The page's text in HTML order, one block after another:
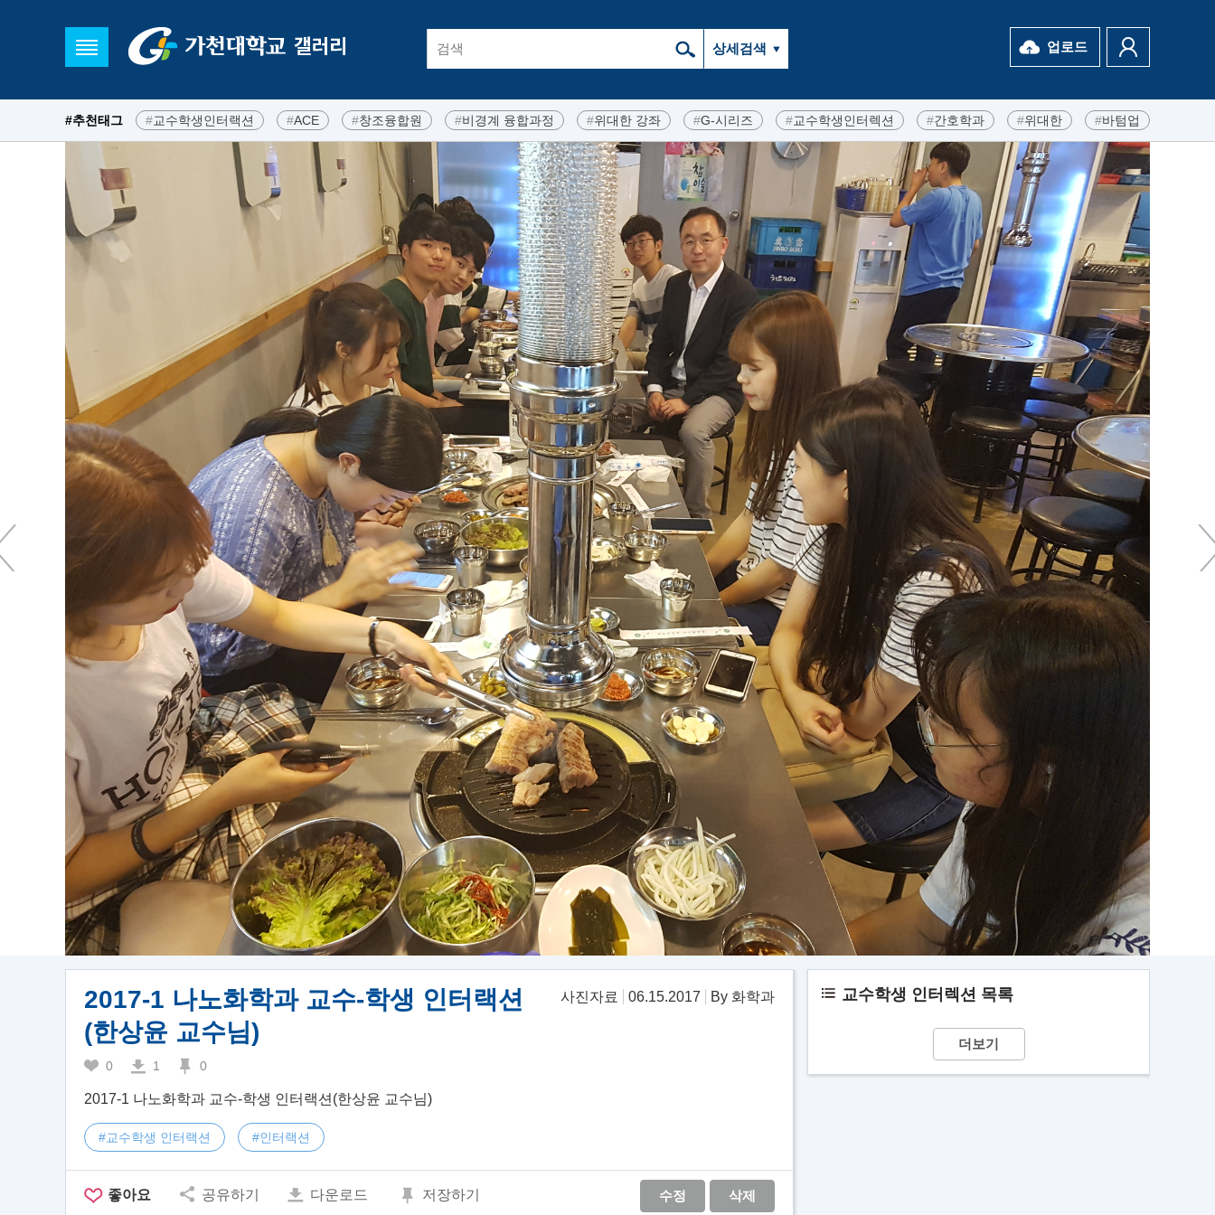
업로드
#추천태그 #교수학생인터랙션 #ACE #창조융합원 #비경계 융합과정 #위대한 강좌 #G-시리즈 #교수학생인터렉션 #간호학과 #위대한 #바텀업
사진자료 06.15.2017 By 화학과
2017-1 나노화학과 교수-학생 인터랙션
(한상윤 교수님)
0 1 0
2017-1 나노화학과 교수-학생 인터랙션(한상윤 교수님)
#교수학생 인터랙션 #인터랙션
좋아요 공유하기 다운로드 저장하기 삭제
수정
교수학생 인터렉션 목록
더보기